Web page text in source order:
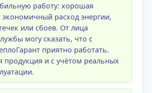
работу: хорошая
экономичный расход энергии,
или сбоев. От лица
могу сказать, что с
приятно работать.
продукция и с учётом реальных